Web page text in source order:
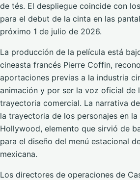
de tés. El despliegue coincide con
para el debut de la cinta en las
próximo 1 de julio de 2026.
La producción de la película está
cineasta francés Pierre Coffin,
aportaciones previas a la industria
animación y por ser la voz oficial de
trayectoria comercial. La narrativa
la trayectoria de los personajes en
Hollywood, elemento que sirvió de
para el diseño del menú estacional
mexicana.
Los directores de operaciones de